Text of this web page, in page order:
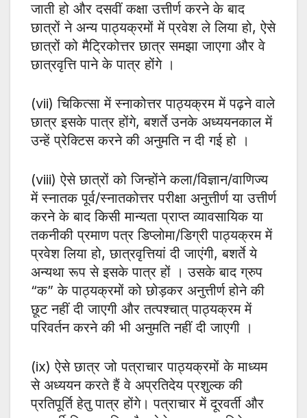
जाती हो और दसवीं कक्षा उत्तीर्ण करने के बाद
छात्रों ने अन्य पाठ्यक्रमों में प्रवेश ले लिया हो, ऐसे
छात्रों को मैट्रिकोत्तर छात्र समझा जाएगा और वे
छात्रवृत्ति पाने के पात्र होंगे ।
(vii) चिकित्सा में स्नाकोत्तर पाठ्यक्रम में पढ़ने वाले
छात्र इसके पात्र होंगे, बशर्ते उनके अध्ययनकाल में
उन्हें प्रेक्टिस करने की अनुमति न दी गई हो ।
(viii) ऐसे छात्रों को जिन्होंने कला/विज्ञान/वाणिज्य
में स्नातक पूर्व/स्नातकोत्तर परीक्षा अनुत्तीर्ण या उत्तीर्ण
करने के बाद किसी मान्यता प्राप्त व्यावसायिक या
तकनीकी प्रमाण पत्र डिप्लोमा/डिग्री पाठ्यक्रम में
प्रवेश लिया हो, छात्रवृत्तियां दी जाएंगी, बशर्ते ये
अन्यथा रूप से इसके पात्र हों । उसके बाद ग्रुप
“क” के पाठ्यक्रमों को छोड़कर अनुत्तीर्ण होने की
छूट नहीं दी जाएगी और तत्पश्चात् पाठ्यक्रम में
परिवर्तन करने की भी अनुमति नहीं दी जाएगी ।
(ix) ऐसे छात्र जो पत्राचार पाठ्यक्रमों के माध्यम
से अध्ययन करते हैं वे अप्रतिदेय प्रशुल्क की
प्रतिपूर्ति हेतु पात्र होंगे। पत्राचार में दूरवर्ती और